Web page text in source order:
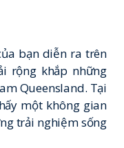
bạn diễn ra trên
rộng khắp những
Queensland. Tại
một không gian
trải nghiệm sống